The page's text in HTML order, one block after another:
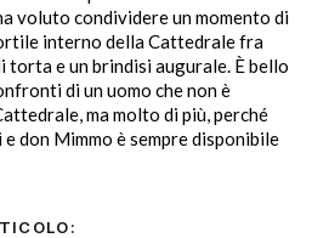
voluto condividere un momento di
interno della Cattedrale fra
torta e un brindisi augurale. È bello
di un uomo che non è
ma molto di più, perché
don Mimmo è sempre disponibile